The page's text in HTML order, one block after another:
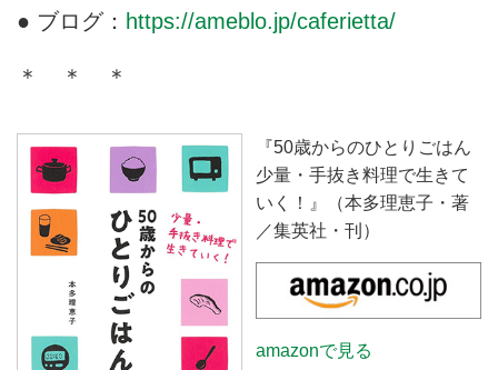
● ブログ： https://ameblo.jp/caferietta/
＊ ＊ ＊
『50歳からのひとりごはん
少量・手抜き料理で生きて
いく！』（本多理恵子・著
／集英社・刊）
amazonで見る